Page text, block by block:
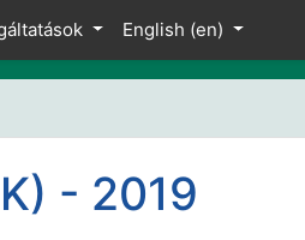
English ‎(en)‎
- 2019